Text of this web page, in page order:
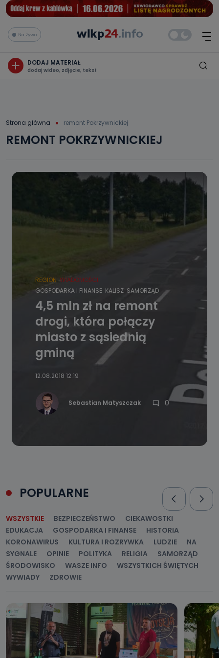
Na żywo
DODAJ MATERIAŁ
dodaj wideo, zdjęcie, tekst
Strona główna remont Pokrzywnickiej
REMONT POKRZYWNICKIEJ
REGION WIADOMOŚCI
GOSPODARKA I FINANSE KALISZ SAMORZĄD
4,5 mln zł na remont
drogi, która połączy
miasto z sąsiednią
gminą
12.08.2018 12:19
Sebastian Matyszczak 0
POPULARNE
WSZYSTKIE BEZPIECZEŃSTWO
CIEKAWOSTKI
EDUKACJA
GOSPODARKA I FINANSE
HISTORIA
KORONAWIRUS
KULTURA I ROZRYWKA LUDZIE
NA
SYGNALE
OPINIE POLITYKA RELIGIA
SAMORZĄD
ŚRODOWISKO
WASZE INFO
WSZYSTKICH ŚWIĘTYCH
WYWIADY
ZDROWIE